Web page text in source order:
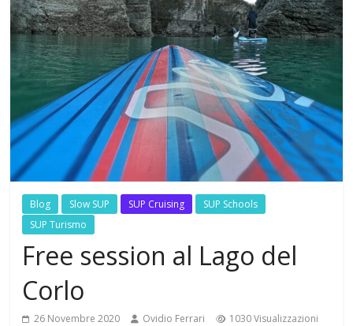
Blog Slow SUP SUP Cruising
SUP Schools
SUP Turismo
Free session al Lago del
Corlo
26 Novembre 2020 Ovidio Ferrari
1030 Visualizzazioni